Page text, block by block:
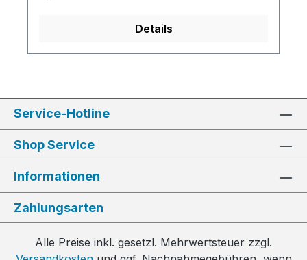
Details
Service-Hotline
Shop Service
Informationen
Zahlungsarten
Alle Preise inkl. gesetzl. Mehrwertsteuer zzgl.